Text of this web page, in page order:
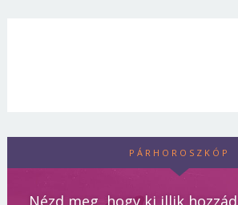
PÁRHOROSZKÓP